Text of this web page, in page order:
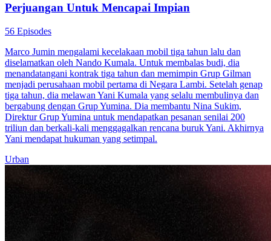
Perjuangan Untuk Mencapai Impian
56 Episodes
Marco Jumin mengalami kecelakaan mobil tiga tahun lalu dan
diselamatkan oleh Nando Kumala. Untuk membalas budi, dia
menandatangani kontrak tiga tahun dan memimpin Grup Gilman
menjadi perusahaan mobil pertama di Negara Lambi. Setelah genap
tiga tahun, dia melawan Yani Kumala yang selalu membulinya dan
bergabung dengan Grup Yumina. Dia membantu Nina Sukim,
Direktur Grup Yumina untuk mendapatkan pesanan senilai 200
triliun dan berkali-kali menggagalkan rencana buruk Yani. Akhirnya
Yani mendapat hukuman yang setimpal.
Urban